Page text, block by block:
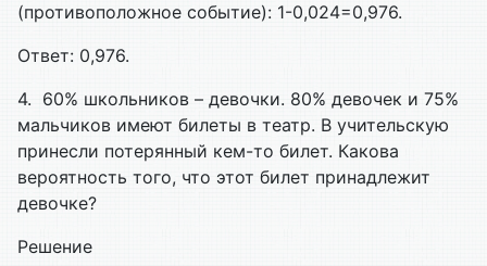
(противоположное событие): 1-0,024=0,976.
Ответ: 0,976.
4. 60% школьников – девочки. 80% девочек и 75%
мальчиков имеют билеты в театр. В учительскую
принесли потерянный кем-то билет. Какова
вероятность того, что этот билет принадлежит
девочке?
Решение